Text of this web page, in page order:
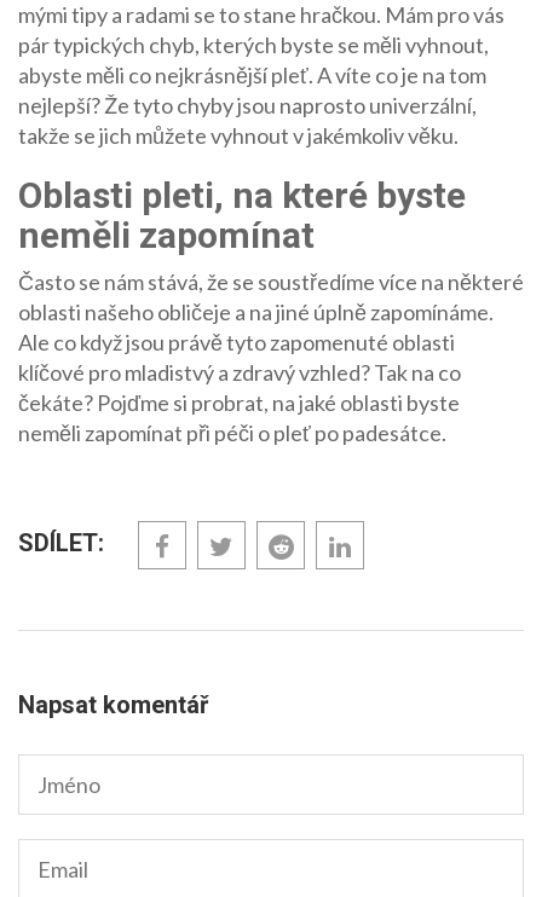
mými tipy a radami se to stane hračkou. Mám pro vás
pár typických chyb, kterých byste se měli vyhnout,
abyste měli co nejkrásnější pleť. A víte co je na tom
nejlepší? Že tyto chyby jsou naprosto univerzální,
takže se jich můžete vyhnout v jakémkoliv věku.
Oblasti pleti, na které byste
neměli zapomínat
Často se nám stává, že se soustředíme více na některé
oblasti našeho obličeje a na jiné úplně zapomínáme.
Ale co když jsou právě tyto zapomenuté oblasti
klíčové pro mladistvý a zdravý vzhled? Tak na co
čekáte? Pojďme si probrat, na jaké oblasti byste
neměli zapomínat při péči o pleť po padesátce.
SDÍLET:
Napsat komentář